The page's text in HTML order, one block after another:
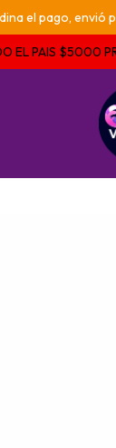
el pago, envió
EL PAIS $5000